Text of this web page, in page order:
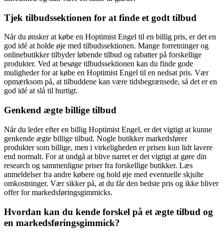
Tjek tilbudssektionen for at finde et godt tilbud
Når du ønsker at købe en Hoptimist Engel til en billig pris, er det en
god idé at holde øje med tilbudssektionen. Mange forretninger og
onlinebutikker tilbyder løbende tilbud og rabatter på forskellige
produkter. Ved at besøge tilbudssektionen kan du finde gode
muligheder for at købe en Hoptimist Engel til en nedsat pris. Vær
opmærksom på, at tilbuddene kan være tidsbegrænsede, så det er en
god idé at slå til hurtigt.
Genkend ægte billige tilbud
Når du leder efter en billig Hoptimist Engel, er det vigtigt at kunne
genkende ægte billige tilbud. Nogle butikker markedsfører
produkter som billige, men i virkeligheden er prisen kun lidt lavere
end normalt. For at undgå at blive narret er det vigtigt at gøre din
research og sammenligne priser fra forskellige butikker. Læs
anmeldelser fra andre købere og hold øje med eventuelle skjulte
omkostninger. Vær sikker på, at du får den bedste pris og ikke bliver
offer for markedsføringsgimmicks.
Hvordan kan du kende forskel på et ægte tilbud og
en markedsføringsgimmick?